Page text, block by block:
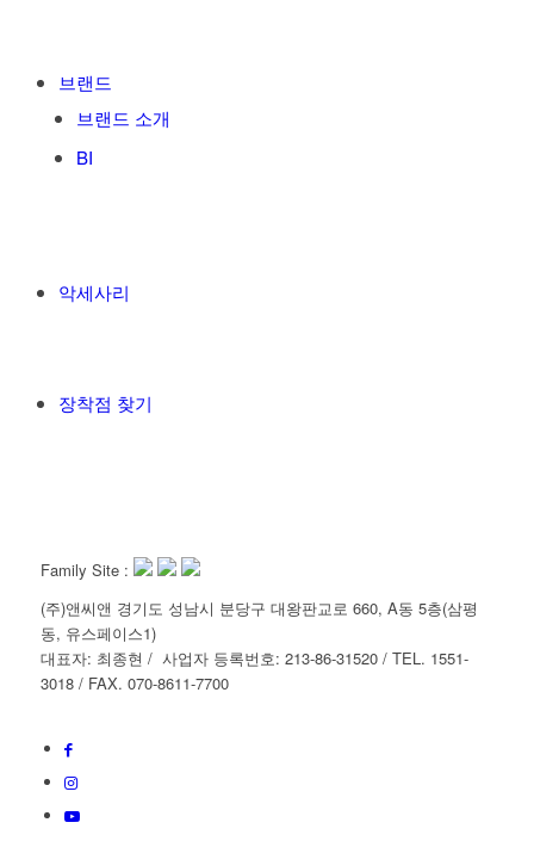
브랜드
브랜드 소개
BI
악세사리
장착점 찾기
Family Site :
(주)앤씨앤 경기도 성남시 분당구 대왕판교로 660, A동 5층(삼평
동, 유스페이스1)
대표자: 최종현 / 사업자 등록번호: 213-86-31520 / TEL. 1551-
3018 / FAX. 070-8611-7700